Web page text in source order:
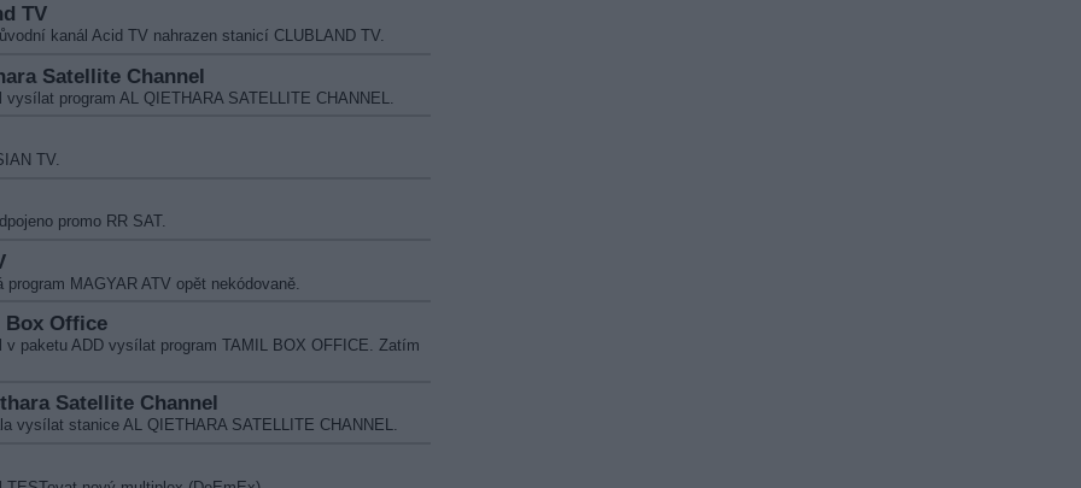
TV
kanál Acid TV nahrazen stanicí CLUBLAND TV.
Satellite Channel
program AL QIETHARA SATELLITE CHANNEL.
TV.
promo RR SAT.
MAGYAR ATV opět nekódovaně.
Box Office
v paketu ADD vysílat program TAMIL BOX OFFICE. Zatím
Satellite Channel
vysílat stanice AL QIETHARA SATELLITE CHANNEL.